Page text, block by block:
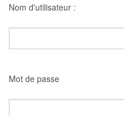
Nom d'utilisateur :
Mot de passe